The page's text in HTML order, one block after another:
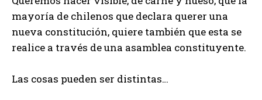
mayoría de chilenos que declara querer una
nueva constitución, quiere también que esta se
realice a través de una asamblea constituyente.
Las cosas pueden ser distintas…